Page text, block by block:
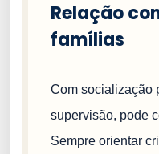
Relação
famílias
Com socialização
supervisão, pode
Sempre orientar